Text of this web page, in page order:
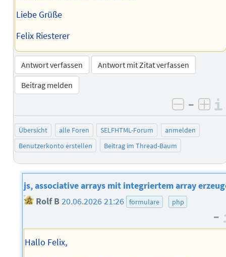
Liebe Grüße
Felix Riesterer
Antwort verfassen
Antwort mit Zitat verfassen
Beitrag melden
negativ
–
Übersicht alle Foren SELFHTML-Forum
anmelden
Benutzerkonto erstellen
Beitrag im Thread-Baum
js, associative arrays mit integriertem array
Rolf B20.06.2026 21:26 formulare php
–
Hallo Felix,